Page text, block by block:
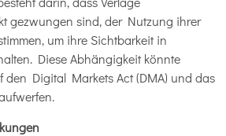
gezwungen sind, der Nutzung ihrer
um ihre Sichtbarkeit in
Diese Abhängigkeit könnte
den Digital Markets Act (DMA) und das